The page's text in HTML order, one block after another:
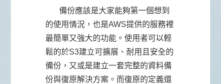
備份應該是大家能夠第一個想到
的使用情況，也是AWS提供的服務裡
最簡單又強大的功能。使用者可以輕
鬆的於S3建立可擴展、耐用且安全的
備份，又或是建立一套完整的資料備
份與復原解決方案。而復原的定義還